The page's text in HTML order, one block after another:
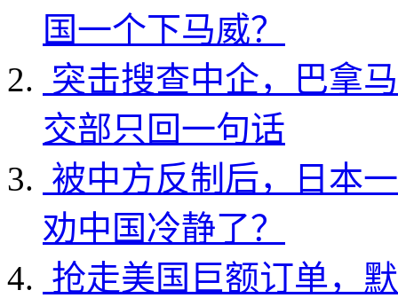
国一个下马威？
突击搜查中企，巴拿
交部只回一句话
被中方反制后，日本
劝中国冷静了？
抢走美国巨额订单，